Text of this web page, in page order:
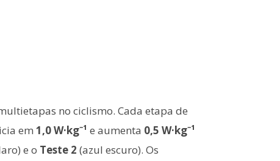
no ciclismo. Cada etapa de
em1,0 W·kg⁻¹ e aumenta 0,5 W·kg⁻¹
e o Teste 2 (azul escuro). Os